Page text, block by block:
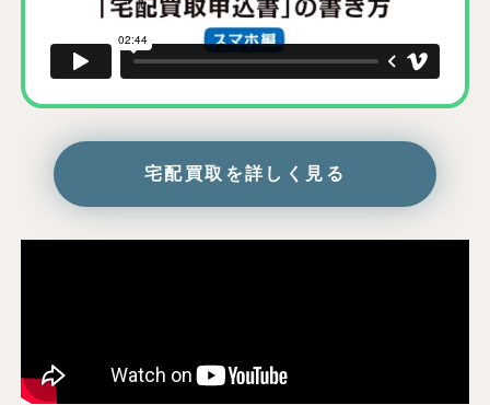
宅配買取を詳しく見る